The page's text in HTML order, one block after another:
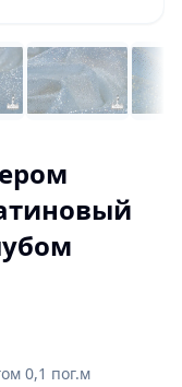
0,1 пог.м